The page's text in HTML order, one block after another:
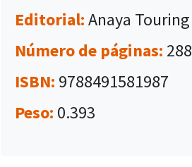
Editorial:Anaya Touring
Número de páginas: 288
ISBN: 9788491581987
Peso: 0.393